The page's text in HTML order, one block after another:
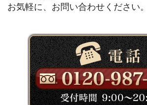
お気軽に、お問い合わせください。